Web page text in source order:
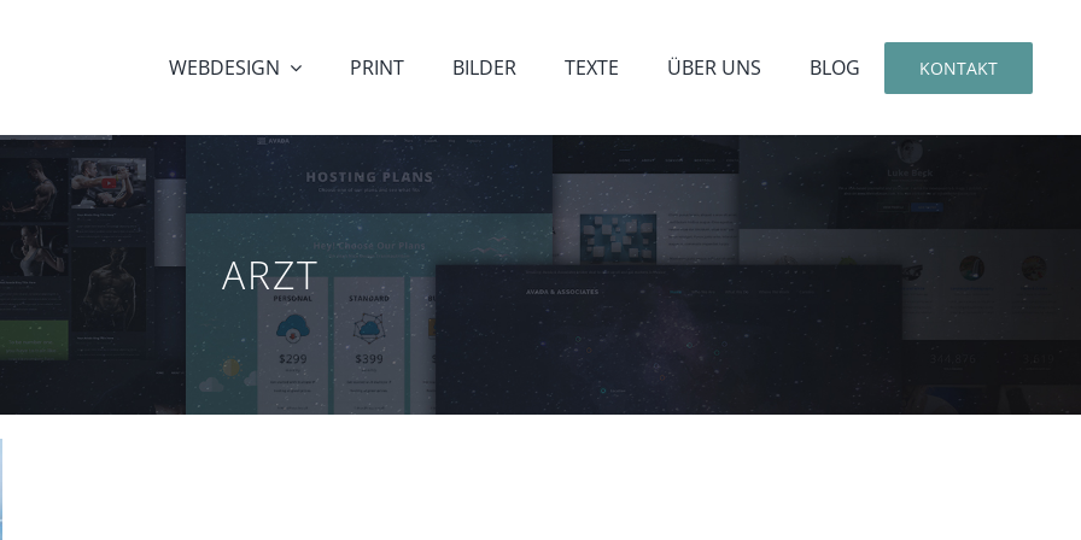
WEBDESIGN PRINT BILDER TEXTE ÜBER UNS BLOG KONTAKT
ARZT